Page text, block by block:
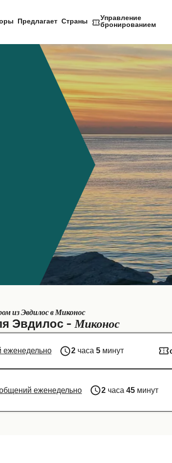
Предлагает Страны
Управление
бронированием
из Эвдилос в Миконос
Эвдилос -Миконос
2часа 5минут
еженедельно 2 часа45 минут